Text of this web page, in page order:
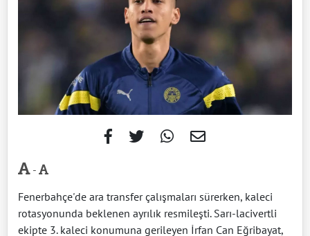
-
Fenerbahçe'de ara transfer çalışmaları sürerken, kaleci
rotasyonunda beklenen ayrılık resmileşti. Sarı-lacivertli
ekipte 3. kaleci konumuna gerileyen İrfan Can Eğribayat,